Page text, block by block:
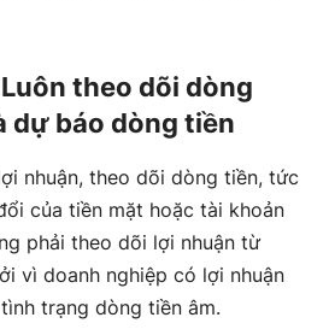
theo dõi dòng
dự báo dòng tiền
nhuận, theo dõi dòng tiền, tức
của tiền mặt hoặc tài khoản
phải theo dõi lợi nhuận từ
vì doanh nghiệp có lợi nhuận
trạng dòng tiền âm.